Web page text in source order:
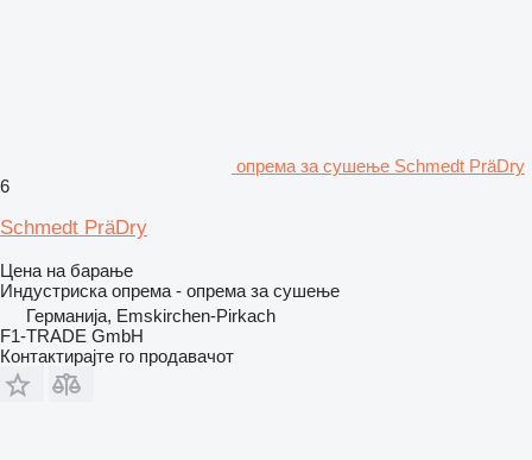
опрема за сушење Schmedt PräDry
6
Schmedt PräDry
Цена на барање
Индустриска опрема - опрема за сушење
Германија, Emskirchen-Pirkach
F1-TRADE GmbH
Контактирајте го продавачот